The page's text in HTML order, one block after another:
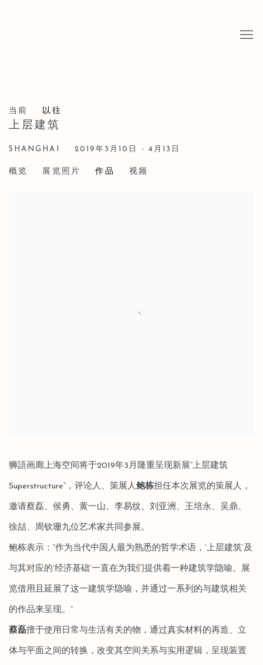
当前 以往
上层建筑
SHANGHAI 2019年3月10日 - 4月13日
概览 展览照片 作品 视频
狮語画廊上海空间将于2019年3月隆重呈现新展“上层建筑
Superstructure”，评论人、策展人鲍栋担任本次展览的策展人，
邀请蔡磊、侯勇、黄一山、李易纹、刘亚洲、王培永、吴鼎、
徐喆、周钦珊九位艺术家共同参展。
鲍栋表示：“作为当代中国人最为熟悉的哲学术语，‘上层建筑’及
与其对应的‘经济基础’一直在为我们提供着一种建筑学隐喻。展
览借用且延展了这一建筑学隐喻，并通过一系列的与建筑相关
的作品来呈现。”
蔡磊擅于使用日常与生活有关的物，通过真实材料的再造、立
体与平面之间的转换，改变其空间关系与实用逻辑，呈现装置